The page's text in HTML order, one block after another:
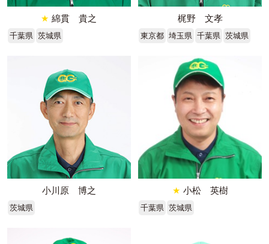
★ 綿貫 貴之
千葉県 茨城県
梶野 文孝
東京都 埼玉県 千葉県 茨城県
小川原 博之
茨城県
★ 小松 英樹
千葉県 茨城県